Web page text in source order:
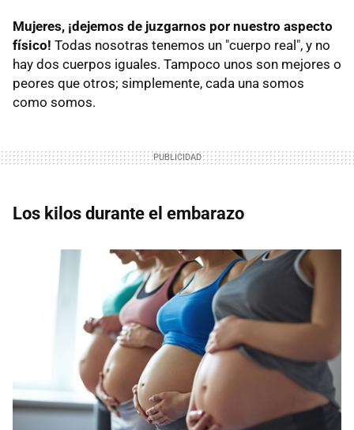
Mujeres, ¡dejemos de juzgarnos por nuestro aspecto
físico! Todas nosotras tenemos un "cuerpo real", y no
hay dos cuerpos iguales. Tampoco unos son mejores o
peores que otros; simplemente, cada una somos
como somos.
Los kilos durante el embarazo